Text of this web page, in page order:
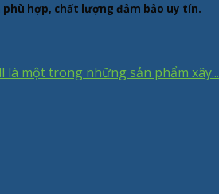
phù hợp, chất lượng đảm bảo uy tín.
là một trong những sản phẩm xây...